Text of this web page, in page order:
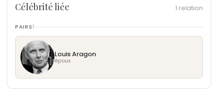
Célébrité liée 1 relation
PAIRS1
Louis Aragon
époux